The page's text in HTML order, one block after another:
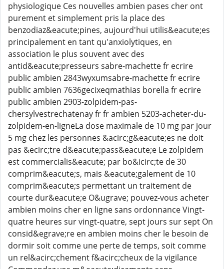
physiologique Ces nouvelles ambien pases cher ont
purement et simplement pris la place des
benzodiaz&eacute;pines, aujourd'hui utilis&eacute;es
principalement en tant qu'anxiolytiques, en
association le plus souvent avec des
antid&eacute;presseurs sabre-machette fr ecrire
public ambien 2843wyxumsabre-machette fr ecrire
public ambien 7636gecixeqmathias borella fr ecrire
public ambien 2903-zolpidem-pas-
chersylvestrechatenay fr fr ambien 5203-acheter-du-
zolpidem-en-ligneLa dose maximale de 10 mg par jour
5 mg chez les personnes &acirc;g&eacute;es ne doit
pas &ecirc;tre d&eacute;pass&eacute;e Le zolpidem
est commercialis&eacute; par bo&icirc;te de 30
comprim&eacute;s, mais &eacute;galement de 10
comprim&eacute;s permettant un traitement de
courte dur&eacute;e O&ugrave; pouvez-vous acheter
ambien moins cher en ligne sans ordonnance Vingt-
quatre heures sur vingt-quatre, sept jours sur sept On
consid&egrave;re en ambien moins cher le besoin de
dormir soit comme une perte de temps, soit comme
un rel&acirc;chement f&acirc;cheux de la vigilance